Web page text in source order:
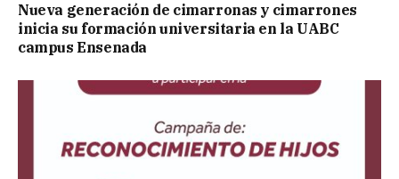
Nueva generación de cimarronas y cimarrones
inicia su formación universitaria en la UABC
campus Ensenada